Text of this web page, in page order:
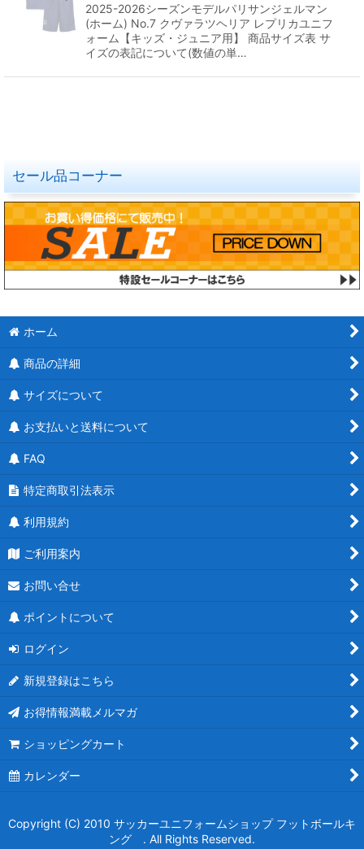
2025-2026シーズンモデルパリサンジェルマン
(ホーム) No.7 クヴァラツヘリア レプリカユニフ
ォーム【キッズ・ジュニア用】 商品サイズ表 サ
イズの表記について(数値の単…
セール品コーナー
ホーム
商品の詳細
サイズについて
お支払いと送料について
FAQ
特定商取引法表示
利用規約
ご利用案内
お問い合せ
ポイントについて
ログイン
新規登録はこちら
お得情報満載メルマガ
ショッピングカート
カレンダー
Copyright (C) 2010 サッカーユニフォームショップ フットボールキ
ング . All Rights Reserved.